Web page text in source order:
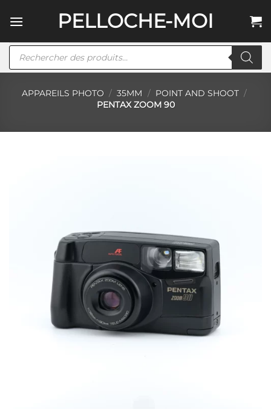
au
PELLOCHE-MOI
Recherche
APPAREILS PHOTO / 35MM / POINT AND SHOOT /
PENTAX ZOOM 90